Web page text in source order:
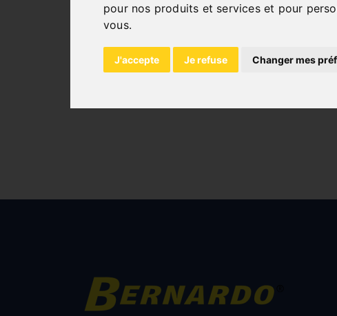
pour nos produits et services et pour
vous.
J'accepte Je refuse Changer mes